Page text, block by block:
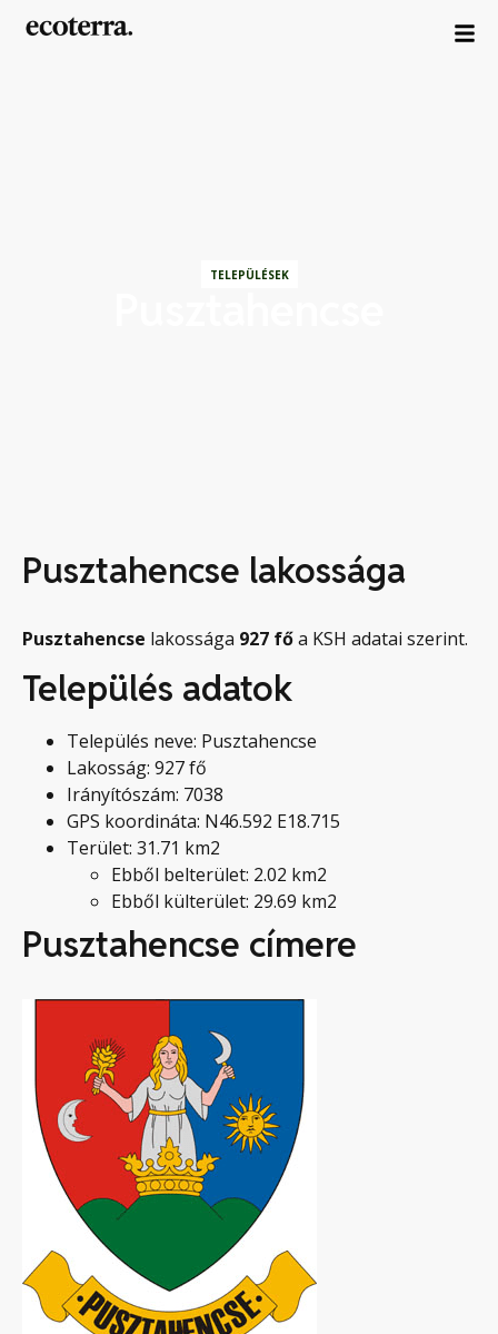
TELEPÜLÉSEK
Pusztahencse lakossága
Pusztahencse lakossága 927 főa KSH adatai szerint.
Település adatok
Település neve: Pusztahencse
Lakosság: 927 fő
Irányítószám: 7038
GPS koordináta: N46.592 E18.715
Terület: 31.71 km2
Ebből belterület: 2.02 km2
Ebből külterület: 29.69 km2
Pusztahencse címere